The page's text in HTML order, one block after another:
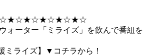
ォーター「ミライズ」を飲んで番組を
ミライズ】▼コチラから！